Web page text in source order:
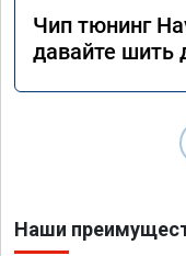
Чип тюнинг
давайте шить
Наши